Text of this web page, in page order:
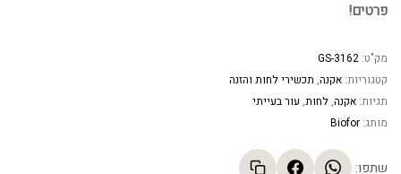
פרטים!
מק"ט: GS-3162
קטגוריות: אקנה, תכשירי לחות והזנה
תגיות: אקנה,לחות, עור בעייתי
מותג: Biofor
שתפו: